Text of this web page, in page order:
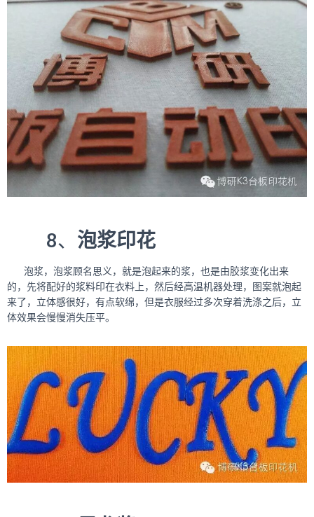
8、 泡浆印花
泡浆，泡浆顾名思义，就是泡起来的浆，也是由胶浆变化出来
的，先将配好的浆料印在衣料上，然后经高温机器处理，图案就泡起
来了，立体感很好，有点软绵，但是衣服经过多次穿着洗涤之后，立
体效果会慢慢消失压平。